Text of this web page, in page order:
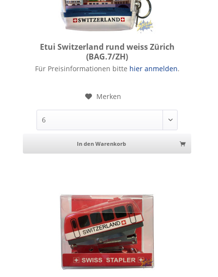
Etui Switzerland rund weiss Zürich
(BAG.7/ZH)
Etui Switzerland rund weiss Zürich
Für Preisinformationen bitte hier anmelden.
Merken
In den Warenkorb